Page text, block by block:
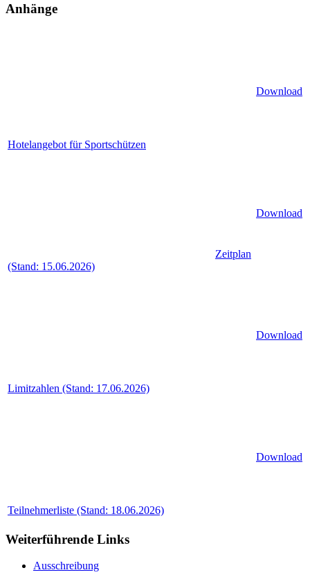
Anhänge
Hotelangebot für Sportschützen
Download
Zeitplan
(Stand: 15.06.2026)
Download
Limitzahlen (Stand: 17.06.2026)
Download
Teilnehmerliste (Stand: 18.06.2026)
Download
Weiterführende Links
Ausschreibung